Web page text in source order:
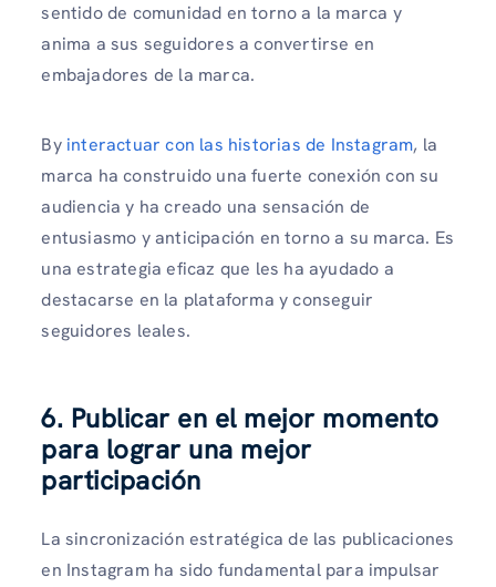
sentido de comunidad en torno a la marca y
anima a sus seguidores a convertirse en
embajadores de la marca.
Byinteractuar con las historias de Instagram, la
marca ha construido una fuerte conexión con su
audiencia y ha creado una sensación de
entusiasmo y anticipación en torno a su marca. Es
una estrategia eficaz que les ha ayudado a
destacarse en la plataforma y conseguir
seguidores leales.
6. Publicar en el mejor momento
para lograr una mejor
participación
La sincronización estratégica de las publicaciones
en Instagram ha sido fundamental para impulsar